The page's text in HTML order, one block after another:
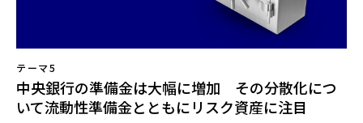
テーマ5
中央銀行の準備金は大幅に増加 その分散化につ
いて流動性準備金とともにリスク資産に注目